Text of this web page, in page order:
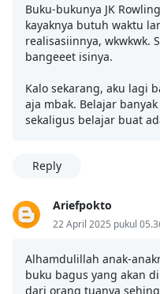
Buku-bukunya JK
kayaknya butuh waktu
realisasiinnya, wkwkwk.
bangeeet isinya.
Kalo sekarang, aku lagi
aja mbak. Belajar
sekaligus belajar buat
Reply
Ariefpokto
22 April 2025 pukul
Alhamdulillah anak-
buku bagus yang akan
dari orang tuanya